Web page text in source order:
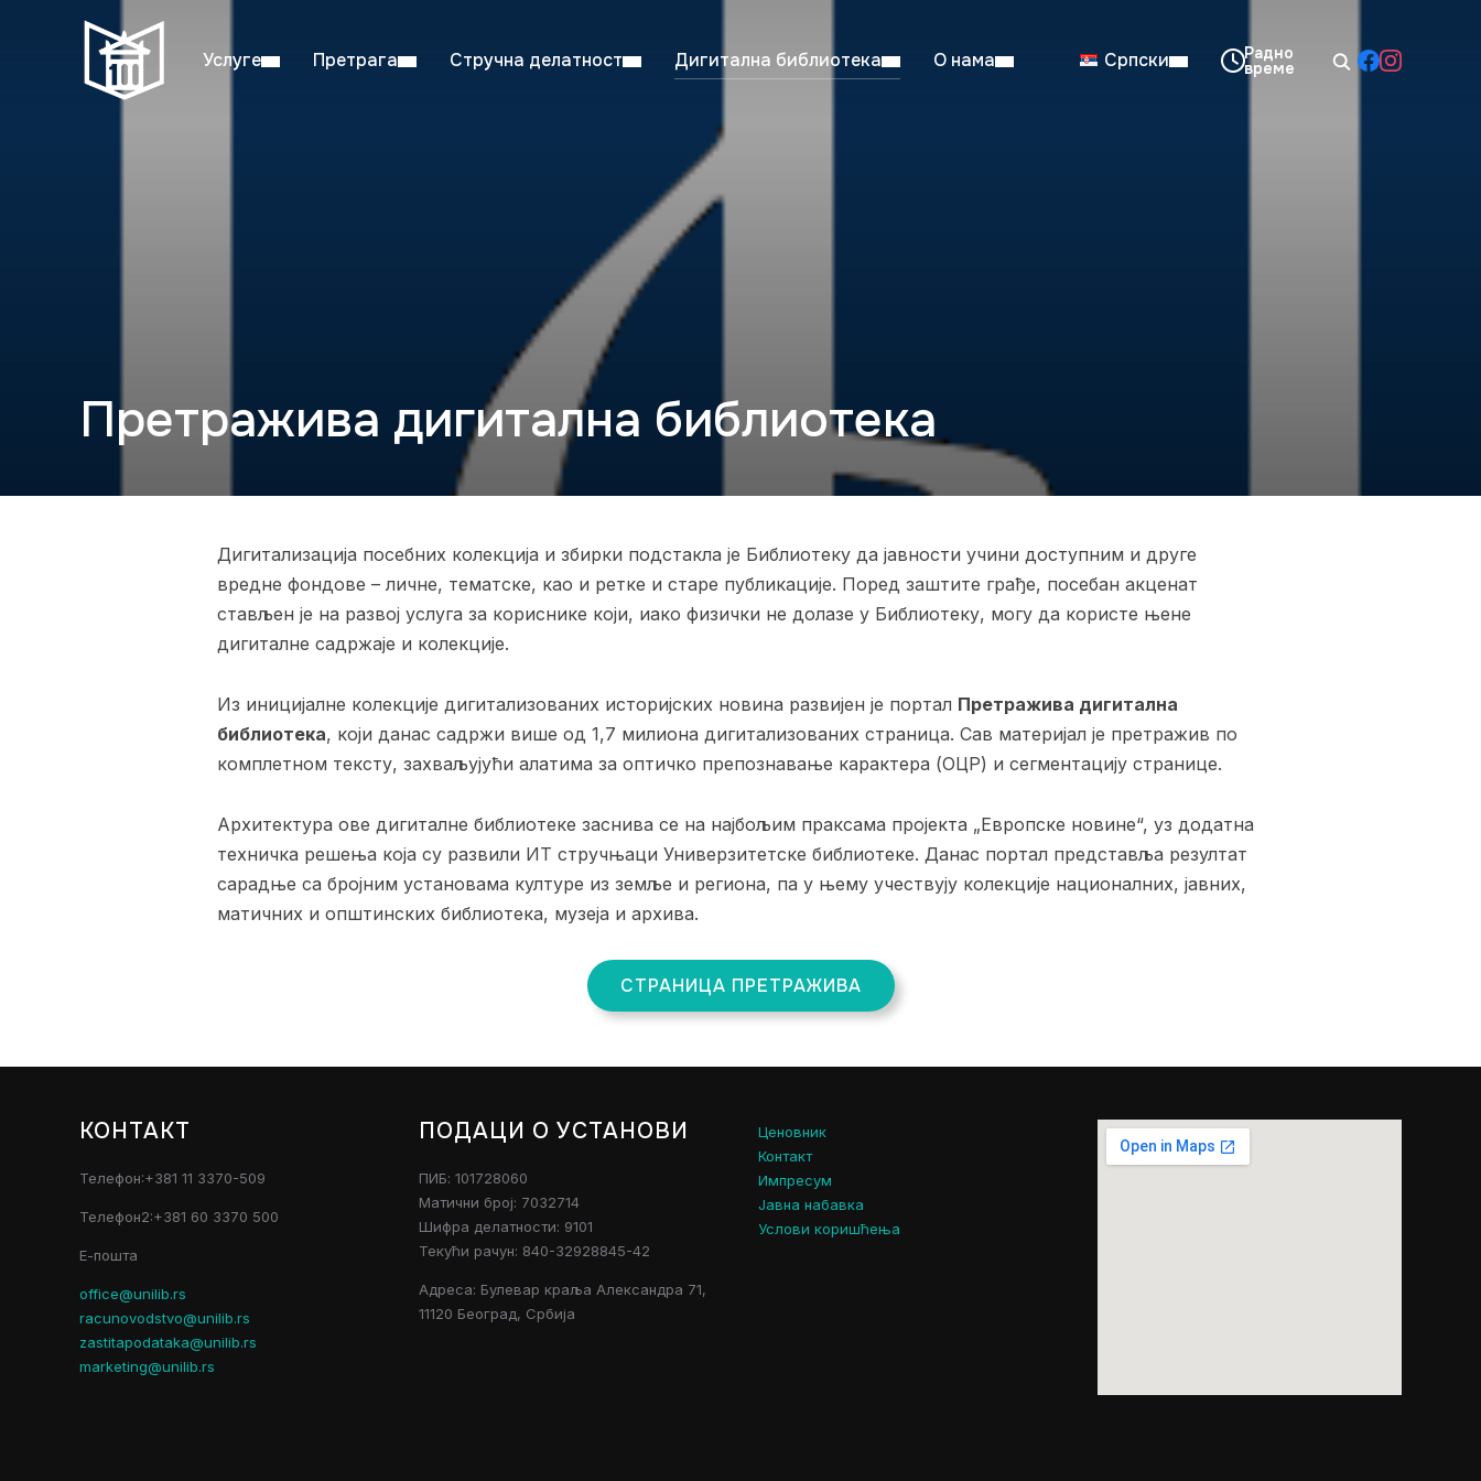
Услуге Претрага Стручна делатност Дигитална библиотека О нама Српски
Претражива дигитална библиотека
Дигитализација посебних колекција и збирки подстакла је Библиотеку да јавности учини доступним и друге
вредне фондове – личне, тематске, као и ретке и старе публикације. Поред заштите грађе, посебан акценат
стављен је на развој услуга за кориснике који, иако физички не долазе у Библиотеку, могу да користе њене
дигиталне садржаје и колекције.
Из иницијалне колекције дигитализованих историјских новина развијен је портал Претражива дигитална
библиотека, који данас садржи више од 1,7 милиона дигитализованих страница. Сав материјал је претражив по
комплетном тексту, захваљујући алатима за оптичко препознавање карактера (ОЦР) и сегментацију странице.
Архитектура ове дигиталне библиотеке заснива се на најбољим праксама пројекта „Европске новине“, уз додатна
техничка решења која су развили ИТ стручњаци Универзитетске библиотеке. Данас портал представља резултат
сарадње са бројним установама културе из земље и региона, па у њему учествују колекције националних, јавних,
матичних и општинских библиотека, музеја и архива.
СТРАНИЦА ПРЕТРАЖИВА
КОНТАКТ
Телефон:+381 11 3370-509
Телефон2:+381 60 3370 500
Е-пошта
office@unilib.rs
racunovodstvo@unilib.rs
zastitapodataka@unilib.rs
marketing@unilib.rs
ПОДАЦИ О УСТАНОВИ
ПИБ: 101728060
Матични број: 7032714
Шифра делатности: 9101
Текући рачун: 840-32928845-42
Адреса: Булевар краља Александра 71,
11120 Београд, Србија
Ценовник
Контакт
Импресум
Јавна набавка
Услови коришћења
Студентска читаоница: 08:00–23:00
Радно време од 06. јула до 29. августа